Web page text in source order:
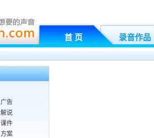
首 页 录音作品
广告
解说
课件
方案